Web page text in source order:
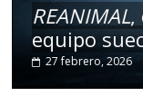
REANIMAL,
equipo
27 febrero, 2026